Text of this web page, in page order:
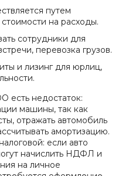
путем
на расходы.
сотрудники для
перевозка грузов.
и лизинг для юрлиц,
недостаток:
машины, так как
отражать автомобиль
амортизацию.
если авто
начислить НДФЛ и
на личное